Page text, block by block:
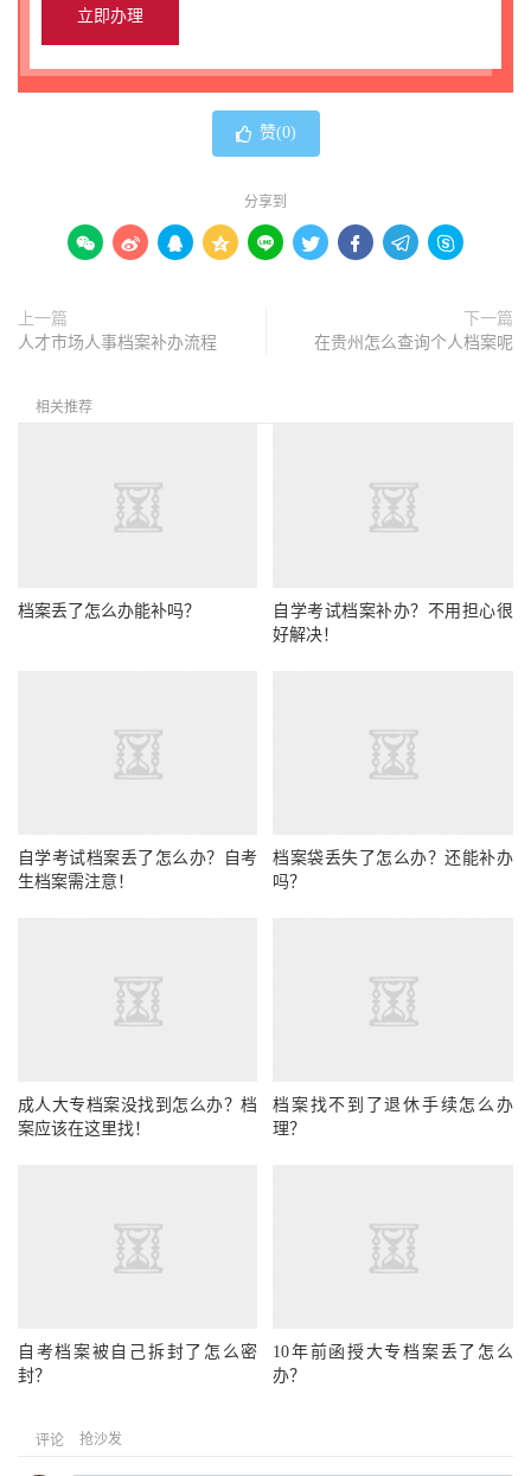
赞(0)
分享到
        
上一篇
人才市场人事档案补办流程
下一篇
在贵州怎么查询个人档案呢
相关推荐
档案丢了怎么办能补吗？
自学考试档案补办？不用担心很
好解决！
自学考试档案丢了怎么办？自考
生档案需注意！
档案袋丢失了怎么办？还能补办
吗？
成人大专档案没找到怎么办？档
案应该在这里找！
档案找不到了退休手续怎么办
理？
自考档案被自己拆封了怎么密
封？
10年前函授大专档案丢了怎么
办？
评论 抢沙发